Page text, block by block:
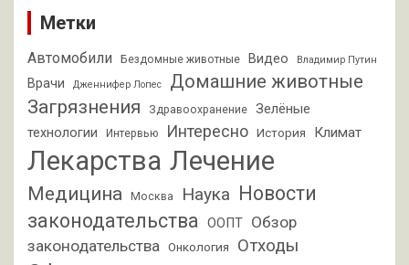
Метки
Автомобили Бездомные животные Видео Владимир Путин
Врачи Дженнифер Лопес
Домашние животные
Загрязнения
Здравоохранение
Зелёные
технологии
Интервью Интересно История Климат
Лекарства Лечение
Медицина Москва Наука
Новости
законодательства ООПТ Обзор
законодательства Онкология Отходы